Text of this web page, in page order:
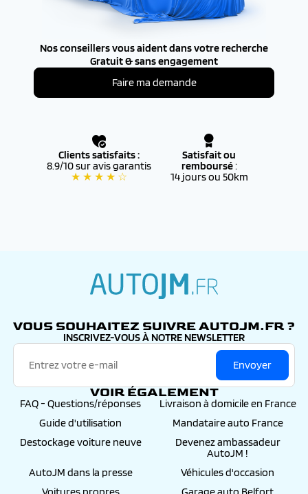
Nos conseillers vous aident dans votre recherche
Gratuit & sans engagement
Faire ma demande
Clients satisfaits :
8.9/10 sur avis garantis
★ ★ ★ ★ ☆
Satisfait ou
remboursé:
14 jours ou 50km
VOUS SOUHAITEZ SUIVRE AUTOJM.FR ?
INSCRIVEZ-VOUS À NOTRE NEWSLETTER
Envoyer
VOIR ÉGALEMENT
FAQ - Questions/réponses
Livraison à domicile en France
Guide d'utilisation
Mandataire auto France
Destockage voiture neuve
Devenez ambassadeur
AutoJM !
AutoJM dans la presse
Véhicules d'occasion